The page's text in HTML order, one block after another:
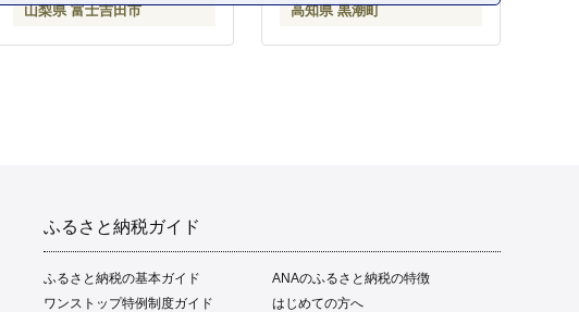
山梨県 富士吉田市
ご当地 本場 高知 黒潮町 ギ
フト 贈答品 人気 返礼品 ふ
高知県 黒潮町
ふるさと納税ガイド
ふるさと納税の基本ガイド
ANAのふるさと納税の特徴
ワンストップ特例制度ガイド
はじめての方へ